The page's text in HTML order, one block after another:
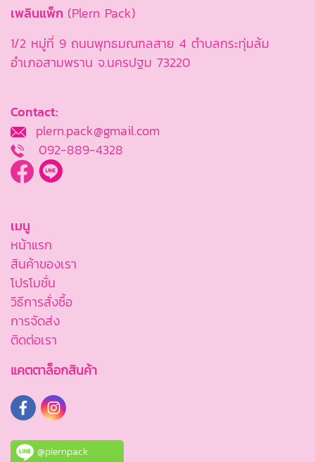
เพลินแพ็ก (Plern Pack)
1/2 หมู่ที่ 9 ถนนพุทธมณฑลสาย 4 ตำบลกระทุ่มล้ม
อำเภอสามพราน จ.นครปฐม 73220
Contact:
plern.pack@gmail.com
092-889-4328
เมนู
หน้าแรก
สินค้าของเรา
โปรโมชั่น
วิธีการสั่งซื้อ
การจัดส่ง
ติดต่อเรา
แคตตาล็อกสินค้า
@plernpack